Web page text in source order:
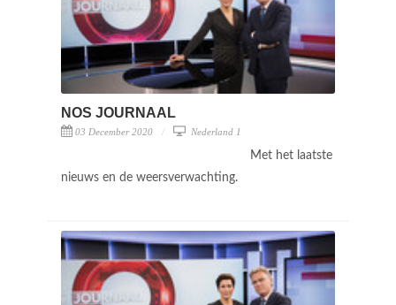
NOS JOURNAAL
03 December 2020 Nederland 1
Met het laatste
nieuws en de weersverwachting.